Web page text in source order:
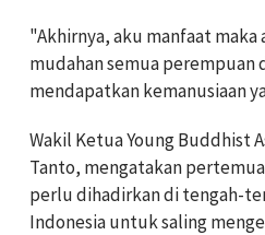
"Akhirnya, aku manfaat maka
mudahan semua perempuan
mendapatkan kemanusiaan
Wakil Ketua Young Buddhist
Tanto, mengatakan
perlu dihadirkan di tengah-
Indonesia untuk saling